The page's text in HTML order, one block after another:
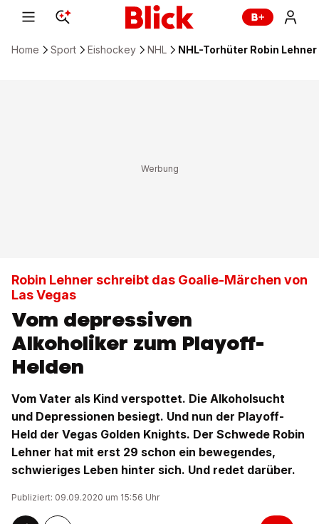
Home Sport Eishockey NHL NHL-Torhüter Robin
Robin Lehner schreibt das Goalie-Märchen von
Las Vegas
Vom depressiven
Alkoholiker zum Playoff-
Helden
Vom Vater als Kind verspottet. Die Alkoholsucht
und Depressionen besiegt. Und nun der Playoff-
Held der Vegas Golden Knights. Der Schwede Robin
Lehner hat mit erst 29 schon ein bewegendes,
schwieriges Leben hinter sich. Und redet darüber.
Publiziert: 09.09.2020 um 15:56 Uhr